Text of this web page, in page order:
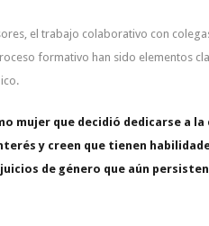
el trabajo colaborativo con
formativo han sido elementos
mujer que decidió dedicarse a la
y creen que tienen
de género que aún